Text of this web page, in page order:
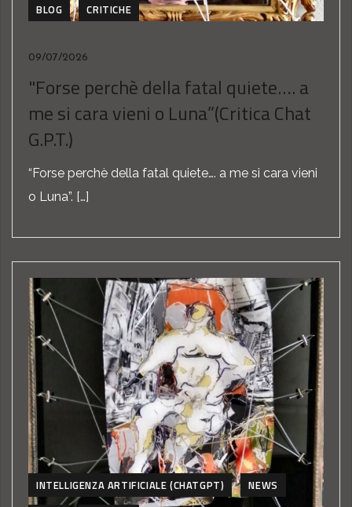
BLOG
CRITICHE
09/07/2026
"Forse perchè della fatal quiete…. a
me si cara vieni o Luna”(Critica Chat
G.P.T.)
“Forse perchè della fatal quiete…. a me si cara vieni
o Luna”. […]
INTELLIGENZA ARTIFICIALE (CHATGPT)
NEWS